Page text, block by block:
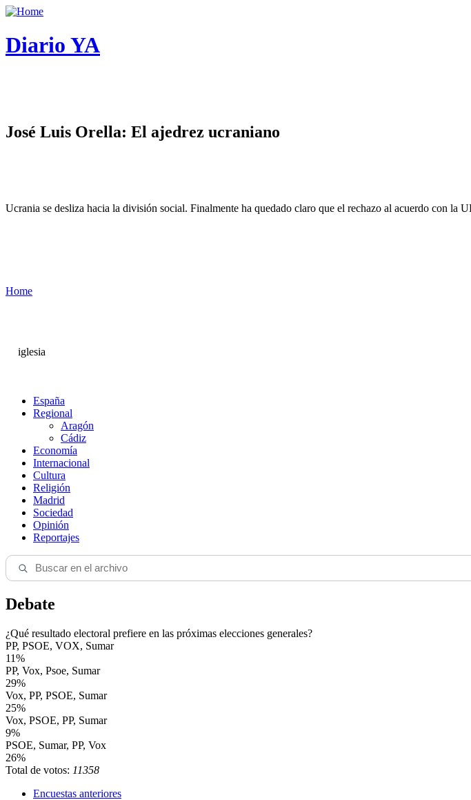
Diario YA
José Luis Orella: El ajedrez ucraniano
Ucrania se desliza hacia la división social. Finalmente ha quedado claro que el rechazo al acuerdo con la
Home
iglesia
España
Regional
Aragón
Cádiz
Economía
Internacional
Cultura
Religión
Madrid
Sociedad
Opinión
Reportajes
Debate
¿Qué resultado electoral prefiere en las próximas elecciones generales?
PP, PSOE, VOX, Sumar
11%
PP, Vox, Psoe, Sumar
29%
Vox, PP, PSOE, Sumar
25%
Vox, PSOE, PP, Sumar
9%
PSOE, Sumar, PP, Vox
26%
Total de votos: 11358
Encuestas anteriores